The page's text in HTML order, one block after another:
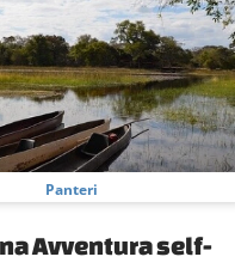
Panteri
Avventura self-